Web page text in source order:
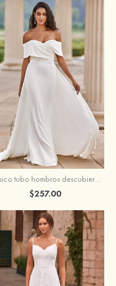
Clásico tubo hombros descubiertos desmontable crepé elástico vestido de novia
$257.00